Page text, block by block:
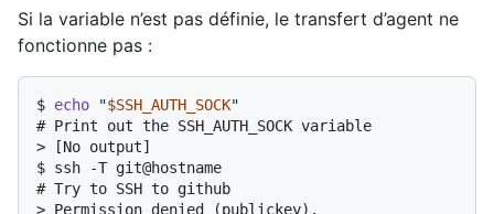
Si la variable n’est pas définie, le transfert d’agent ne
fonctionne pas :
$ echo "$SSH_AUTH_SOCK"
# Print out the SSH_AUTH_SOCK variable
>
[No output]
$ ssh -T git@hostname
# Try to SSH to github
> Permission denied (publickey).